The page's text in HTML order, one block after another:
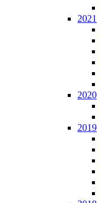
2021
2020
2019